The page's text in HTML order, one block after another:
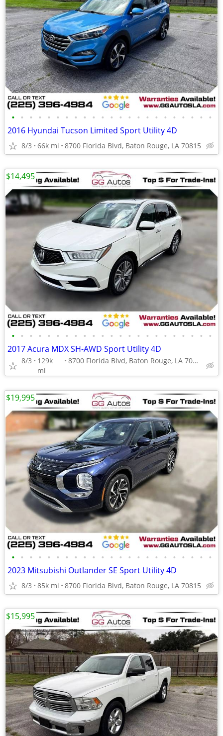
• • • • • • • • • • • • • • • • • • • • • • •
2016 Hyundai Tucson Limited Sport Utility 4D
8/3 66k mi 8700 Florida Blvd, Baton Rouge, LA 70815
• • • • • • • • • • • • • • • • • • • • • • •
2017 Acura MDX SH-AWD Sport Utility 4D
8/3
129k
mi
8700 Florida Blvd, Baton Rouge, LA 70815
$14,495
• • • • • • • • • • • • • • • • • • • • • • •
2023 Mitsubishi Outlander SE Sport Utility 4D
8/3 85k mi 8700 Florida Blvd, Baton Rouge, LA 70815
$19,995
$15,995